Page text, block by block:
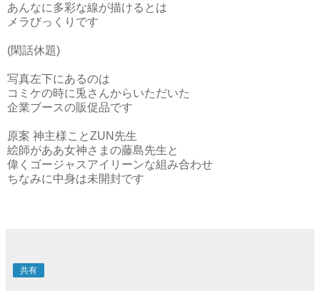
あんなに多彩な線が描けるとは
メラびっくりです
(閑話休題)
写真左下にあるのは
コミケの時に兎さんからいただいた
企業ブースの販促品です
原案 神主様ことZUN先生
絵師がああ女神さまの藤島先生と
偉くゴージャスアイリーンな組み合わせ
ちなみに中身は未開封です
共有